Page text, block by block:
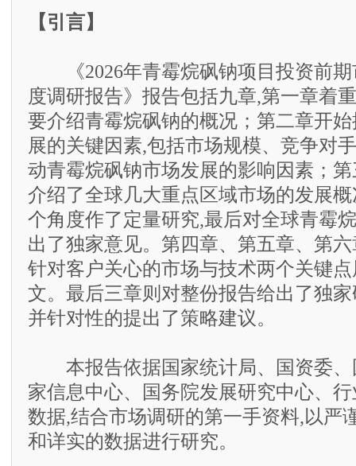
【引言】
《2026年青霉烷砜钠项目投资前期
度调研报告》报告包括九章,第一章着
要介绍青霉烷砜钠的概况；第二章开
展的关键因素,包括市场规模、竞争对
动青霉烷砜钠市场发展的影响因素；
介绍了全球几大重点区域市场的发展
个角度作了定量研究,最后对全球青霉
出了独家意见。第四章、第五章、第
针对客户关心的市场与技术两个关键
文。最后三章则对整份报告给出了独
并针对性的提出了策略建议。
本报告依据国家统计局、国资委、
家信息中心、国务院发展研究中心、
数据,结合市场调研的第一手资料,以严
和详实的数据进行研究。